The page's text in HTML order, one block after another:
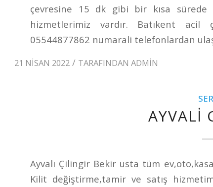
çevresine 15 dk gibi bir kısa
hizmetlerimiz vardır. Batıkent
05544877862 numarali telefonlardan
21 NISAN 2022 / TARAFINDAN ADMIN
AYVALI
Ayvalı Çilingir Bekir usta tüm
Kilit değiştirme,tamir ve satış